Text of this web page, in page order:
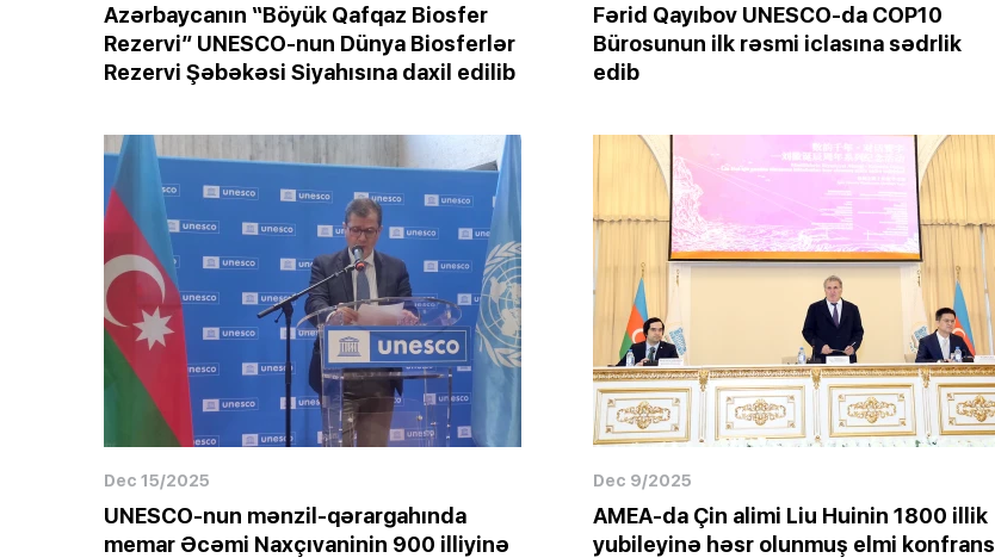
Azərbaycanın “Böyük Qafqaz Biosfer
Rezervi” UNESCO-nun Dünya Biosferlər
Rezervi Şəbəkəsi Siyahısına daxil edilib
Fərid Qayıbov UNESCO-da COP10
Bürosunun ilk rəsmi iclasına sədrlik
edib
Dec 15/2025
UNESCO-nun mənzil-qərargahında
memar Əcəmi Naxçıvaninin 900 illiyinə
Dec 9/2025
AMEA-da Çin alimi Liu Huinin 1800 illik
yubileyinə həsr olunmuş elmi konfrans